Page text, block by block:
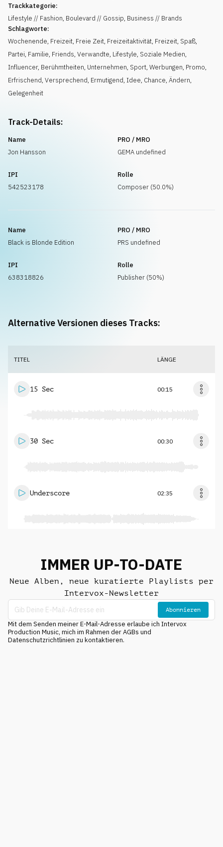
Trackkategorie:
Lifestyle // Fashion, Boulevard // Gossip, Business // Brands
Schlagworte:
Wochenende, Freizeit, Freie Zeit, Freizeitaktivität, Freizeit, Spaß,
Partei, Familie, Friends, Verwandte, Lifestyle, Soziale Medien,
Influencer, Berühmtheiten, Unternehmen, Sport, Werbungen, Promo,
Erfrischend, Versprechend, Ermutigend, Idee, Chance, Ändern,
Gelegenheit
Track-Details:
Name
Jon Hansson
PRO / MRO
GEMA undefined
IPI
542523178
Rolle
Composer (50.0%)
Name
Black is Blonde Edition
PRO / MRO
PRS undefined
IPI
638318826
Rolle
Publisher (50%)
Alternative Versionen dieses Tracks:
TITEL LÄNGE
15 Sec 00:15
30 Sec 00:30
Underscore 02:35
IMMER UP-TO-DATE
Neue Alben, neue kuratierte Playlists per
Intervox-Newsletter
Abonnieren
Mit dem Senden meiner E-Mail-Adresse erlaube ich Intervox
Production Music, mich im Rahmen der AGBs und
Datenschutzrichtlinien zu kontaktieren.